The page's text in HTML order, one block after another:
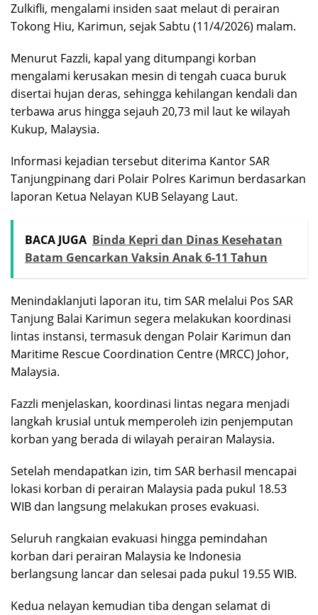
Zulkifli, mengalami insiden saat melaut di perairan
Tokong Hiu, Karimun, sejak Sabtu (11/4/2026) malam.
Menurut Fazzli, kapal yang ditumpangi korban
mengalami kerusakan mesin di tengah cuaca buruk
disertai hujan deras, sehingga kehilangan kendali dan
terbawa arus hingga sejauh 20,73 mil laut ke wilayah
Kukup, Malaysia.
Informasi kejadian tersebut diterima Kantor SAR
Tanjungpinang dari Polair Polres Karimun berdasarkan
laporan Ketua Nelayan KUB Selayang Laut.
BACA JUGA Binda Kepri dan Dinas Kesehatan
Batam Gencarkan Vaksin Anak 6-11 Tahun
Menindaklanjuti laporan itu, tim SAR melalui Pos SAR
Tanjung Balai Karimun segera melakukan koordinasi
lintas instansi, termasuk dengan Polair Karimun dan
Maritime Rescue Coordination Centre (MRCC) Johor,
Malaysia.
Fazzli menjelaskan, koordinasi lintas negara menjadi
langkah krusial untuk memperoleh izin penjemputan
korban yang berada di wilayah perairan Malaysia.
Setelah mendapatkan izin, tim SAR berhasil mencapai
lokasi korban di perairan Malaysia pada pukul 18.53
WIB dan langsung melakukan proses evakuasi.
Seluruh rangkaian evakuasi hingga pemindahan
korban dari perairan Malaysia ke Indonesia
berlangsung lancar dan selesai pada pukul 19.55 WIB.
Kedua nelayan kemudian tiba dengan selamat di